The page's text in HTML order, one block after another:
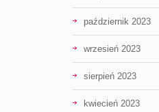
październik 2023
wrzesień 2023
sierpień 2023
kwiecień 2023